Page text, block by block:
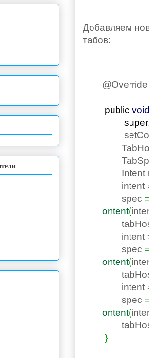
Добавляем
табов:
@Override
public void
super
Intent
intent
spec
ontent(
intent
spec
ontent(
intent
spec
ontent(
}